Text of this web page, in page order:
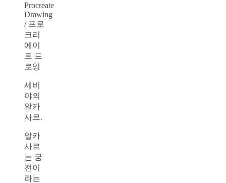
Procreate
Drawing
/ 프로
크리
에이
트 드
로잉
세비
야의
알카
사르.
알카
사르
는 궁
전이
라는